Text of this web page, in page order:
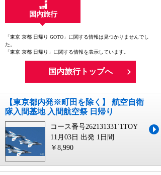
国内旅行
「東京 京都 日帰り GOTO」に関する情報は見つかりませんでし
た。
「東京 京都 日帰り」に関する情報を表示しています。
国内旅行トップへ
【東京都内発※町田を除く】 航空自衛
隊入間基地 入間航空祭 日帰り
コース番号262131331`1TOY
11月03日 出発 1日間
￥8,990